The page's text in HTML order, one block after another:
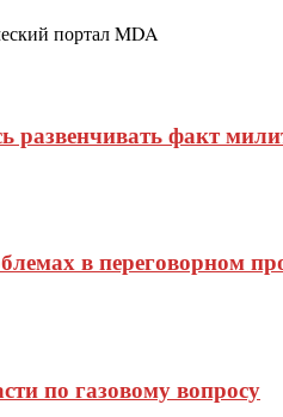
портал MDA
развенчивать факт
в переговорном
по газовому вопросу